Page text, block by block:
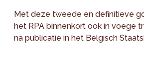
Met deze tweede en definitieve
het RPA binnenkort ook in voege
na publicatie in het Belgisch